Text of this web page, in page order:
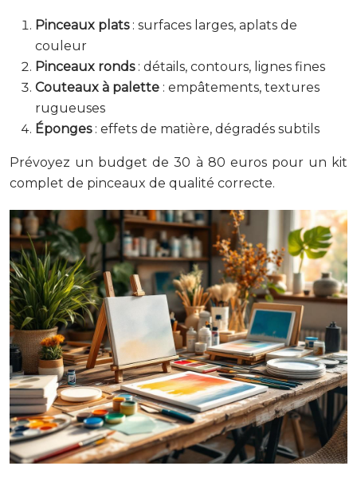
Pinceaux plats: surfaces larges, aplats de
couleur
Pinceaux ronds: détails, contours, lignes fines
Couteaux à palette : empâtements, textures
rugueuses
Éponges: effets de matière, dégradés subtils
Prévoyez un budget de 30 à 80 euros pour un kit
complet de pinceaux de qualité correcte.